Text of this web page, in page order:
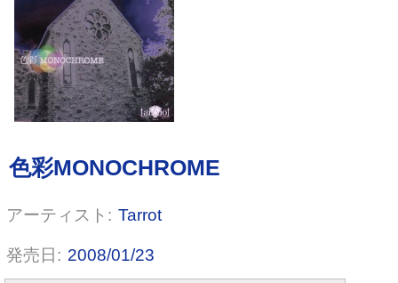
Tarrot
2008/01/23